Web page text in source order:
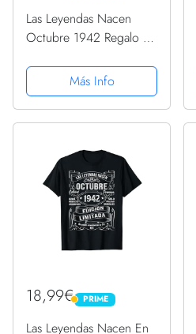
Las Leyendas Nacen
Octubre 1942 Regalo 82
CamisetaMás Info
18,99€ PRIME
PRIME
Las Leyendas Nacen En